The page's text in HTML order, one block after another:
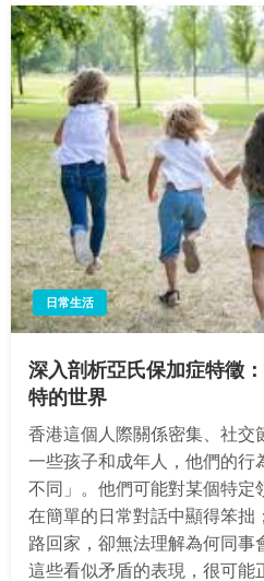
日常生活
深入剖析亞氏保加症特徵
特的世界
香港這個人際關係密集、社交
一些孩子和成年人，他們的行
不同」。他們可能對某個特定
在簡單的日常對話中顯得笨拙
路回家，卻無法理解為何同事
這些看似矛盾的表現，很可能